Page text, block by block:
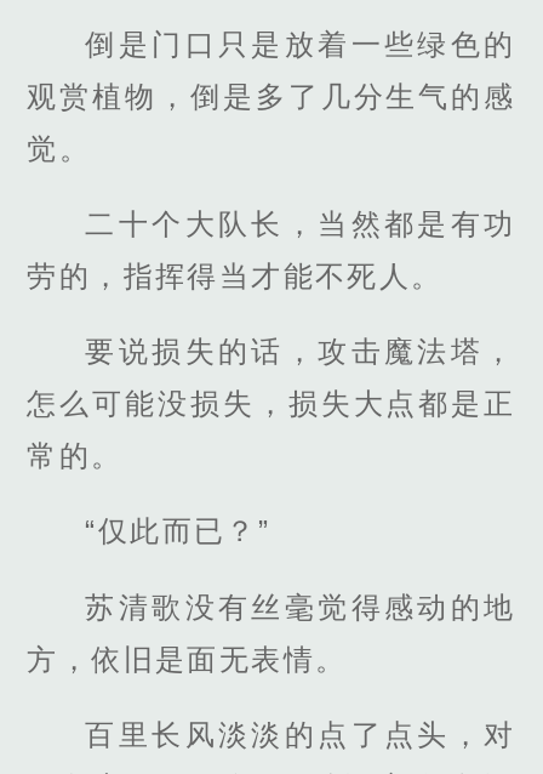
倒是门口只是放着一些绿色的
观赏植物，倒是多了几分生气的感
觉。
二十个大队长，当然都是有功
劳的，指挥得当才能不死人。
要说损失的话，攻击魔法塔，
怎么可能没损失，损失大点都是正
常的。
“仅此而已？”
苏清歌没有丝毫觉得感动的地
方，依旧是面无表情。
百里长风淡淡的点了点头，对